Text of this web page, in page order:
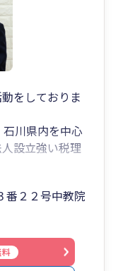
をしておりま
川県内を中心
設立強い税理
士に任せて営
の考えです。
確定申告のサ
ので、是非ご
番２２号中教院
料